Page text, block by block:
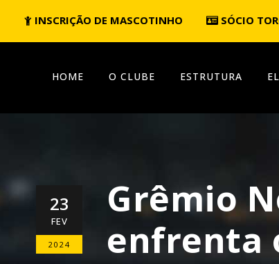
INSCRIÇÃO DE MASCOTINHO SÓCIO
HOME O CLUBE ESTRUTURA
23
FEV
2024
Grêmio
enfrenta